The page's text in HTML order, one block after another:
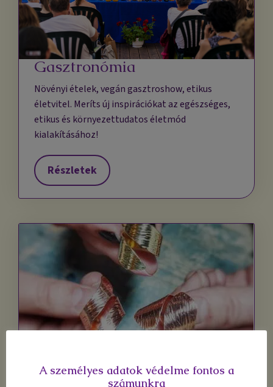
Gasztronómia
Növényi ételek, vegán gasztroshow, etikus
életvitel. Meríts új inspirációkat az egészséges,
etikus és környezettudatos életmód
kialakításához!
Részletek
Alkotás
A személyes adatok védelme fontos a
számunkra